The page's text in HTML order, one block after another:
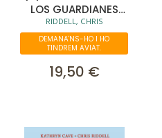
LOS GUARDIANES
DESAPARECIDOS
RIDDELL, CHRIS
DEMANA'NS-HO I HO
TINDREM AVIAT.
19,50 €